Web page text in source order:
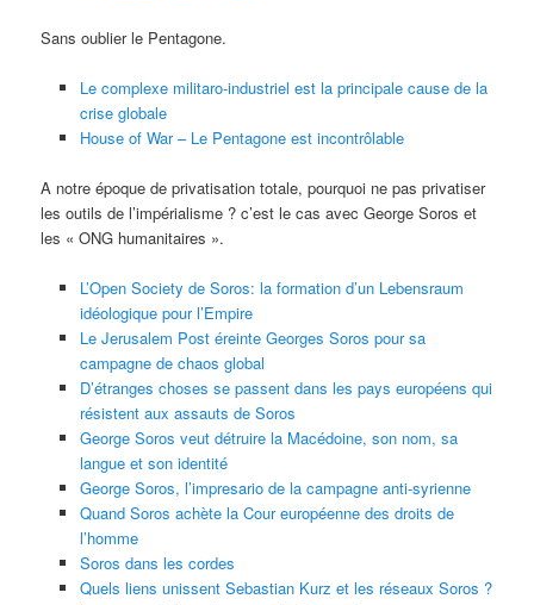
Sans oublier le Pentagone.
Le complexe militaro-industriel est la principale cause de la
crise globale
House of War – Le Pentagone est incontrôlable
A notre époque de privatisation totale, pourquoi ne pas privatiser
les outils de l’impérialisme ? c’est le cas avec George Soros et
les « ONG humanitaires ».
L’Open Society de Soros: la formation d’un Lebensraum
idéologique pour l’Empire
Le Jerusalem Post éreinte Georges Soros pour sa
campagne de chaos global
D’étranges choses se passent dans les pays européens qui
résistent aux assauts de Soros
George Soros veut détruire la Macédoine, son nom, sa
langue et son identité
George Soros, l’impresario de la campagne anti-syrienne
Quand Soros achète la Cour européenne des droits de
l’homme
Soros dans les cordes
Quels liens unissent Sebastian Kurz et les réseaux Soros ?